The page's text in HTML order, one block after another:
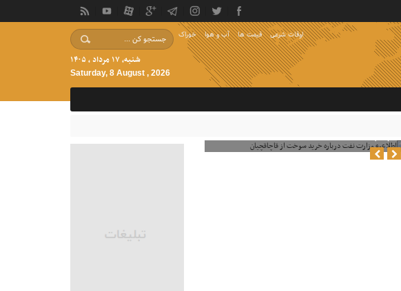
خوراک آب و هوا قیمت ها اوقات شرعی
شنبه, ۱۷ مرداد , ۱۴۰۵
Saturday, 8 August , 2026